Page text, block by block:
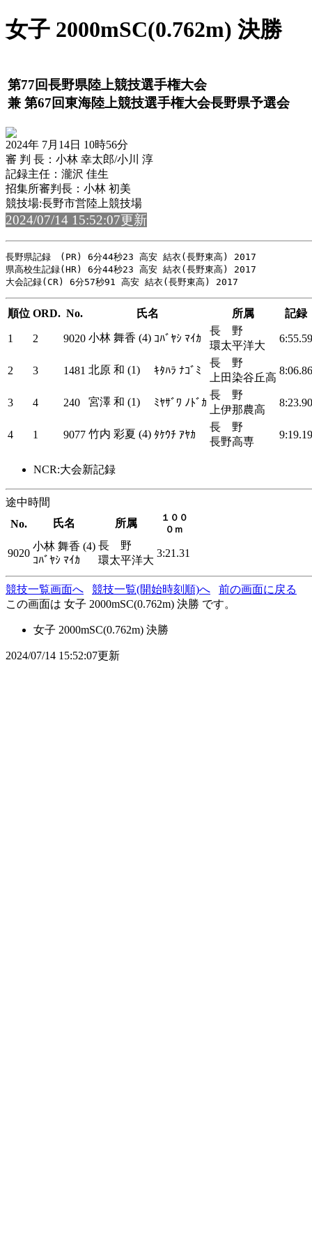
女子 2000mSC(0.762m) 決勝
第77回長野県陸上競技選手権大会
兼 第67回東海陸上競技選手権大会長野県予選会
2024年 7月14日 10時56分
審 判 長：小林 幸太郎/小川 淳
記録主任：瀧沢 佳生
招集所審判長：小林 初美
競技場:長野市営陸上競技場
2024/07/14 15:52:07更新
長野県記録　(PR) 6分44秒23 高安 結衣(長野東高) 2017
県高校生記録(HR) 6分44秒23 高安 結衣(長野東高) 2017
順位 ORD. No. 氏名 所属 記録
1 2 9020 小林 舞香 (4) ｺﾊﾞﾔｼ ﾏｲｶ
長 野
環太平洋大
6:55.59
2 3 1481 北原 和 (1) ｷﾀﾊﾗ ﾅｺﾞﾐ
長 野
上田染谷丘高
8:06.86
3 4 240 宮澤 和 (1) ﾐﾔｻﾞﾜ ﾉﾄﾞｶ
長 野
上伊那農高
8:23.90
4 1 9077 竹内 彩夏 (4) ﾀｹｳﾁ ｱﾔｶ
長 野
長野高専
9:19.19
NCR:大会新記録
途中時間
No.
氏名 所属
１００
０ｍ
9020
小林 舞香 (4)
ｺﾊﾞﾔｼ ﾏｲｶ
長 野
環太平洋大
3:21.31
競技一覧画面へ 競技一覧(開始時刻順)へ
前の画面に戻る
この画面は 女子 2000mSC(0.762m) 決勝 です。
女子 2000mSC(0.762m) 決勝
2024/07/14 15:52:07更新